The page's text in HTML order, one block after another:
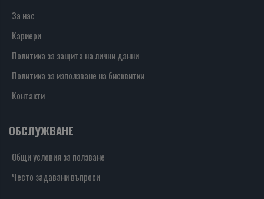
За нас
Кариери
Политика за защита на лични данни
Политика за използване на бисквитки
Контакти
ОБСЛУЖВАНЕ
Общи условия за ползване
Често задавани въпроси